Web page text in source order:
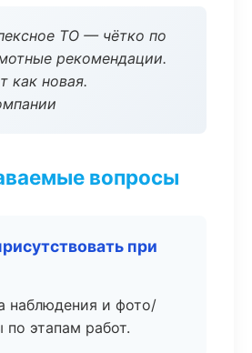
ТО — чётко по
рекомендации.
как новая.
вопросы
при
наблюдения и фото/
по этапам работ.